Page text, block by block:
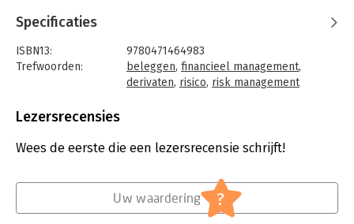
Specificaties
ISBN13:
9780471464983
Trefwoorden:
beleggen, financieel management,
derivaten, risico, risk management
Bindwijze:
Uitgever:
John Wiley & Sons
Financieel management
Lezersrecensies
Wees de eerste die een lezersrecensie schrijft!
Uw waardering ?